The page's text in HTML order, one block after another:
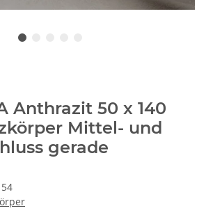
Anthrazit 50 x 140
Mittel- und
gerade